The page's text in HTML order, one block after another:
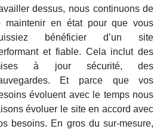
dessus, nous continuons de
maintenir en état pour que vous
bénéficier d’un site
et fiable. Cela inclut des
à jour sécurité, des
Et parce que vos
évoluent avec le temps nous
évoluer le site en accord avec
besoins. En gros du sur-mesure,